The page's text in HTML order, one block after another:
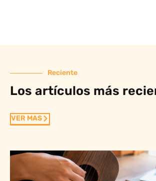
Reciente
Los artículos más
VER MAS